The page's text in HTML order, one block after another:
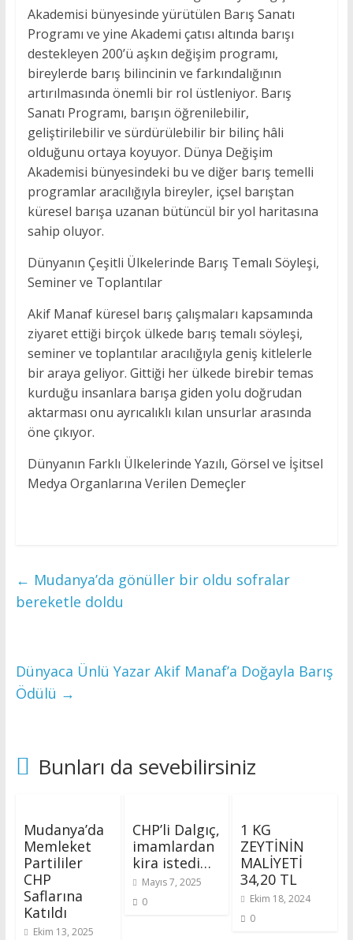
Akademisi bünyesinde yürütülen Barış Sanatı
Programı ve yine Akademi çatısı altında barışı
destekleyen 200’ü aşkın değişim programı,
bireylerde barış bilincinin ve farkındalığının
artırılmasında önemli bir rol üstleniyor. Barış
Sanatı Programı, barışın öğrenilebilir,
geliştirilebilir ve sürdürülebilir bir bilinç hâli
olduğunu ortaya koyuyor. Dünya Değişim
Akademisi bünyesindeki bu ve diğer barış temelli
programlar aracılığıyla bireyler, içsel barıştan
küresel barışa uzanan bütüncül bir yol haritasına
sahip oluyor.
Dünyanın Çeşitli Ülkelerinde Barış Temalı Söyleşi,
Seminer ve Toplantılar
Akif Manaf küresel barış çalışmaları kapsamında
ziyaret ettiği birçok ülkede barış temalı söyleşi,
seminer ve toplantılar aracılığıyla geniş kitlelerle
bir araya geliyor. Gittiği her ülkede birebir temas
kurduğu insanlara barışa giden yolu doğrudan
aktarması onu ayrıcalıklı kılan unsurlar arasında
öne çıkıyor.
Dünyanın Farklı Ülkelerinde Yazılı, Görsel ve İşitsel
Medya Organlarına Verilen Demeçler
← Mudanya’da gönüller bir oldu sofralar
bereketle doldu
Dünyaca Ünlü Yazar Akif Manaf’a Doğayla Barış
Ödülü →
Bunları da sevebilirsiniz
Mudanya’da
Memleket
Partililer
CHP
Saflarına
Katıldı
Ekim 13, 2025
CHP’li Dalgıç,
imamlardan
kira istedi…
Mayıs 7, 2025
0
1 KG
ZEYTİNİN
MALİYETİ
34,20 TL
Ekim 18, 2024
0